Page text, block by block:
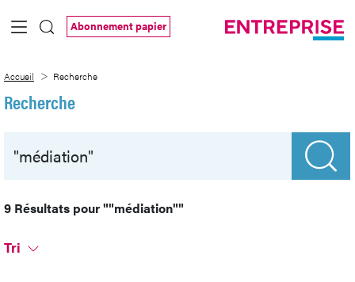
Saut au contenu principal
Abonnement papier
Accueil Recherche
Recherche
9 Résultats pour""médiation""
Tri